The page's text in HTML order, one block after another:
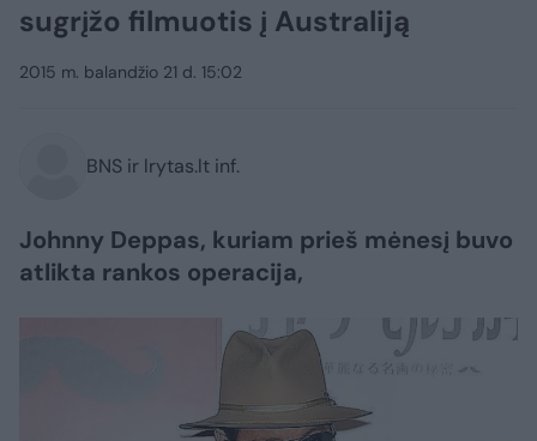
sugrįžo filmuotis į Australiją
2015 m. balandžio 21 d. 15:02
BNS ir lrytas.lt inf.
Johnny Deppas, kuriam prieš mėnesį buvo
atlikta rankos operacija,